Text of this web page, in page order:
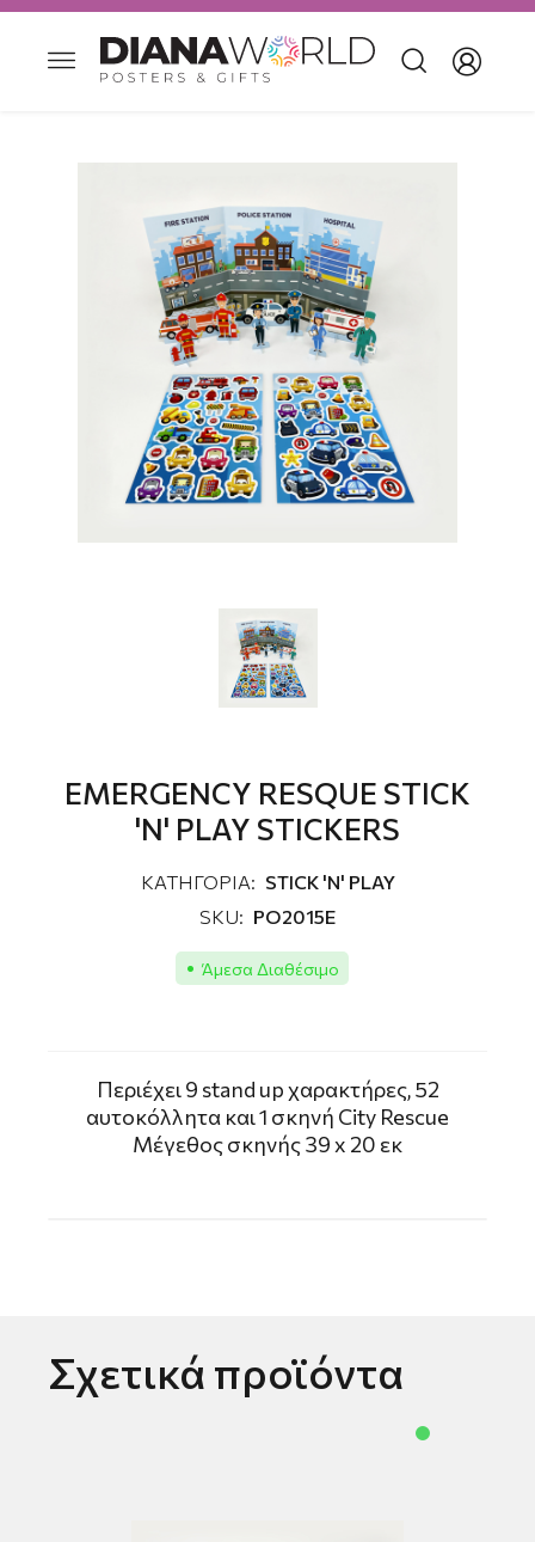
EMERGENCY RESQUE STICK
'N' PLAY STICKERS
ΚΑΤΗΓΟΡΙΑ: STICK 'N' PLAY
SKU: PO2015E
Άμεσα Διαθέσιμο
Περιέχει 9 stand up χαρακτήρες, 52
αυτοκόλλητα και 1 σκηνή City Rescue
Μέγεθος σκηνής 39 x 20 εκ
Σχετικά προϊόντα